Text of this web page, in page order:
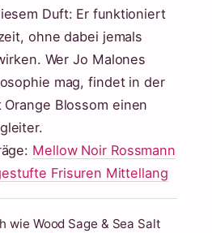
Duft: Er funktioniert
ohne dabei jemals
Wer Jo Malones
mag, findet in der
Blossom einen
Mellow Noir Rossmann
Frisuren Mittellang
wie Wood Sage & Sea Salt